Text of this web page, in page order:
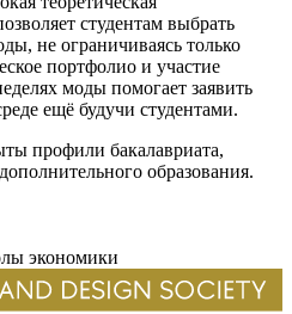
студентам выбрать
не ограничиваясь только
портфолио и участие
моды помогает заявить
ещё будучи студентами.
профили бакалавриата,
образования.
экономики